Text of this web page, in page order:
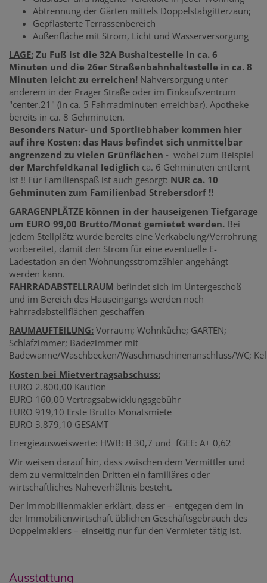
Abtrennung der Gärten mittels Doppelstabgitterzaun;
Gepflasterte Terrassenbereich
Außenfläche mit Strom, Licht und Wasserversorgung
LAGE: Zu Fuß ist die 32A Bushaltestelle in ca. 6
Minuten und die 26er Straßenbahnhaltestelle in ca. 8
Minuten leicht zu erreichen! Nahversorgung unter
anderem in der Prager Straße oder im Einkaufszentrum
"center.21" (in ca. 5 Fahrradminuten erreichbar). Apotheke
bereits in ca. 8 Gehminuten.
Besonders Natur- und Sportliebhaber kommen hier
auf ihre Kosten: das Haus befindet sich unmittelbar
angrenzend zu vielen Grünflächen - wobei zum Beispiel
der Marchfeldkanal lediglich ca. 6 Gehminuten entfernt
ist !! Für Familienspaß ist auch gesorgt: NUR ca. 10
Gehminuten zum Familienbad Strebersdorf !!
GARAGENPLÄTZE können in der hauseigenen Tiefgarage
um EURO 99,00 Brutto/Monat gemietet werden. Bei
jedem Stellplätz wurde bereits eine Verkabelung/Verrohrung
vorbereitet, damit den Strom für eine eventuelle E-
Ladestation an den Wohnungsstromzähler angehängt
werden kann.
FAHRRADABSTELLRAUM befindet sich im Untergeschoß
und im Bereich des Hauseingangs werden noch
Fahrradabstellflächen geschaffen
RAUMAUFTEILUNG: Vorraum; Wohnküche; GARTEN;
Schlafzimmer; Badezimmer mit
Badewanne/Waschbecken/Waschmaschinenanschluss/WC;
Kosten bei Mietvertragsabschuss:
EURO 2.800,00 Kaution
EURO 160,00 Vertragsabwicklungsgebühr
EURO 919,10 Erste Brutto Monatsmiete
EURO 3.879,10 GESAMT
Energieausweiswerte: HWB: B 30,7 und fGEE: A+ 0,62
Wir weisen darauf hin, dass zwischen dem Vermittler und
dem zu vermittelnden Dritten ein familiäres oder
wirtschaftliches Naheverhältnis besteht.
Der Immobilienmakler erklärt, dass er – entgegen dem in
der Immobilienwirtschaft üblichen Geschäftsgebrauch des
Doppelmaklers – einseitig nur für den Vermieter tätig ist.
Ausstattung